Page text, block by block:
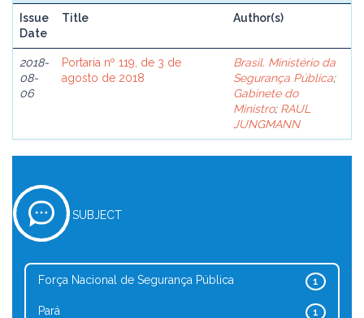
Issue
Date
Title Author(s)
2018-
08-
06
Portaria nº 119, de 3 de
agosto de 2018
Brasil. Ministério da
Segurança Pública;
Gabinete do
Ministro; RAUL
JUNGMANN
SUBJECT
1
Força Nacional de Segurança Pública
1
Pará